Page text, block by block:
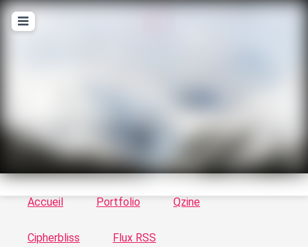
Le vortex à chats - Illustrations, trucs en tout
genre par Tykayn
Accueil Portfolio Qzine
Cipherbliss Flux RSS